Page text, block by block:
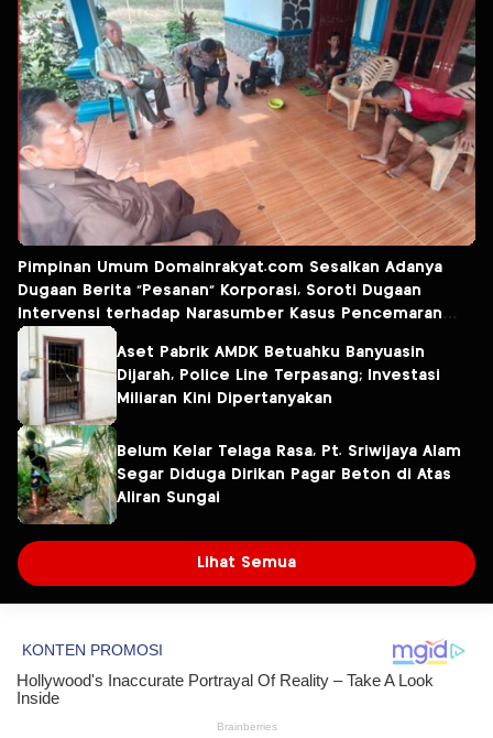
Pimpinan Umum Domainrakyat.com Sesalkan Adanya
Dugaan Berita “Pesanan” Korporasi, Soroti Dugaan
Intervensi terhadap Narasumber Kasus Pencemaran
Lingkungan
Aset Pabrik AMDK Betuahku Banyuasin
Dijarah, Police Line Terpasang; Investasi
Miliaran Kini Dipertanyakan
Belum Kelar Telaga Rasa, Pt. Sriwijaya Alam
Segar Diduga Dirikan Pagar Beton di Atas
Aliran Sungai
Lihat Semua